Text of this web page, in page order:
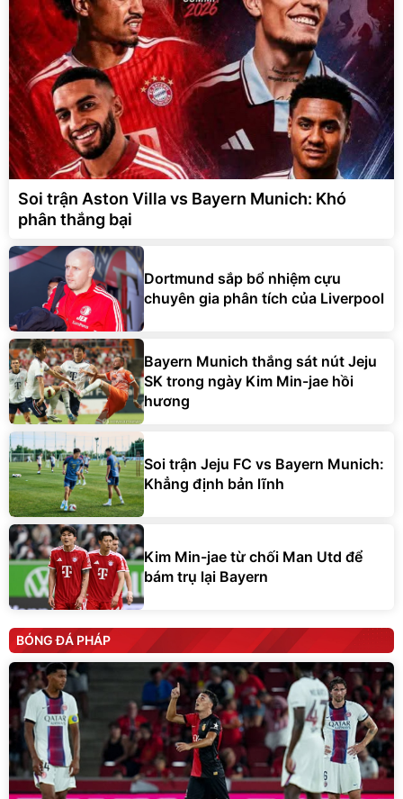
Soi trận Aston Villa vs Bayern Munich: Khó
phân thắng bại
Dortmund sắp bổ nhiệm cựu
chuyên gia phân tích của Liverpool
Bayern Munich thắng sát nút Jeju
SK trong ngày Kim Min-jae hồi
hương
Soi trận Jeju FC vs Bayern Munich:
Khẳng định bản lĩnh
Kim Min-jae từ chối Man Utd để
bám trụ lại Bayern
BÓNG ĐÁ PHÁP